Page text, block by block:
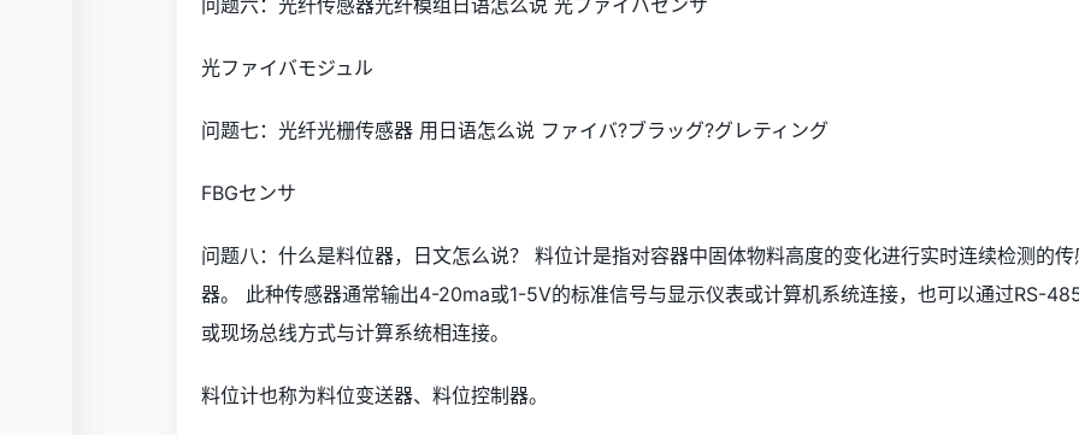
问题六：光纤传感器光纤模组日语怎么说 光ファイバセンサ
光ファイバモジュル
问题七：光纤光栅传感器 用日语怎么说 ファイバ?ブラッグ?グレティング
FBGセンサ
问题八：什么是料位器，日文怎么说？ 料位计是指对容器中固体物料高度的变化进行实时连续检测的传
器。 此种传感器通常输出4-20ma或1-5V的标准信号与显示仪表或计算机系统连接，也可以通过RS-
或现场总线方式与计算系统相连接。
料位计也称为料位变送器、料位控制器。